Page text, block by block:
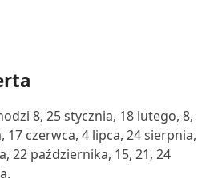
8, 25 stycznia, 18 lutego, 8,
17 czerwca, 4 lipca, 24 sierpnia,
22 października, 15, 21, 24